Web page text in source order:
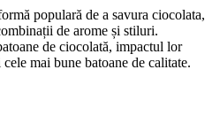
populară de a savura ciocolata,
de arome și stiluri.
de ciocolată, impactul lor
mai bune batoane de calitate.